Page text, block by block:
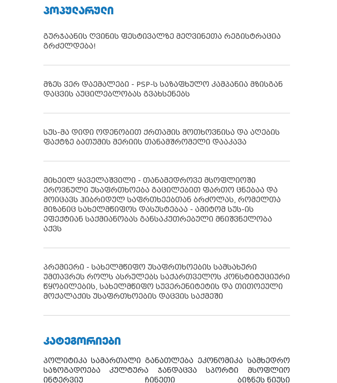
ᲞᲝᲞᲣᲚᲐᲠᲣᲚᲘ
გურჯაანის ღვინის ფესტივალზე მეღვინეთა რეგისტრაცია
გრძელდება!
მზეს ვერ დაემალები - PSP-ს საზაფხულო კამპანია მზისგან
დაცვის აუცილებლობას გვახსენებს
სუს-მა დიდი ოდენობით ქრთამის მოთხოვნისა და აღების
ფაქტზე ბათუმის მერიის თანამშრომელი დააკავა
მიხეილ ყაველაშვილი - თანამედროვე მსოფლიოში
ეროვნული უსაფრთხოება გაცილებით ფართო ცნებაა და
მოიცავს ჰიბრიდულ საფრთხეებთან ბრძოლას, რომელთა
მიზანიც სახელმწიფოს დასუსტებაა - ამიტომ სუს-ის
ეფექტიან საქმიანობას განსაკუთრებული მნიშვნელობა
აქვს
პრემიერი - სახელმწიფო უსაფრთხოების სამსახური
უმთავრეს როლს ასრულებს საქართველოს კონსტიტუციური
წყობილების, სახელმწიფო სუვერენიტეტის და თითოეული
მოქალაქის უსაფრთხოების დაცვის საქმეში
ᲙᲐᲢᲔᲒᲝᲠᲘᲔᲑᲘ
პოლიტიკა სამართალი განათლება ეკონომიკა სამხედრო
საზოგადოება
კულტურა ჯანდაცვა სპორტი
მსოფლიო
ინტერვიუ
ჩინეთი ბიზნეს ნიუსი